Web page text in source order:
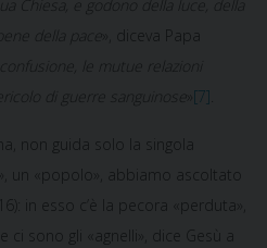
», diceva Papa
confusione, le mutue relazioni
[7]
non guida solo la singola
un «popolo», abbiamo ascoltato
in esso c’è la pecora «perduta»,
ci sono gli «agnelli», dice Gesù a